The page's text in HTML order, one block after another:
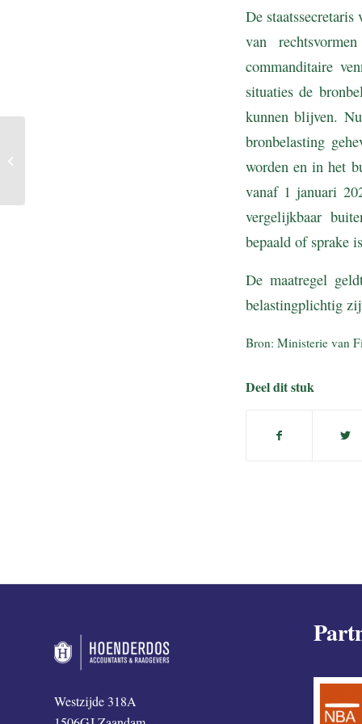
De
van
commanditaire
situaties de
kunnen blijven.
bronbelasting
worden en in het
vanaf 1 januari
vergelijkbaar
bepaald of sprake
De maatregel
belastingplichtig
Bron: Ministerie van
Deel dit stuk
Westzijde 318A